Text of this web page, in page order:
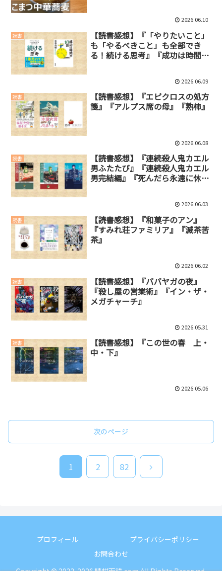
2026.06.10
読書
【読書感想】『「やりたいこと」
も「やるべきこと」も全部でき
る！続ける思考』『成功は時間が
2026.06.09
読書
【読書感想】『エピクロスの処方
箋』『アルプス席の母』『熟柿』
2026.06.08
読書
【読書感想】『連続殺人鬼カエル
男ふたたび』『連続殺人鬼カエル
男完結編』『死んだら永遠に休め
2026.06.03
読書
【読書感想】『和菓子のアン』
『すみれ荘ファミリア』『滅茶苦
茶』
2026.06.02
読書
【読書感想】『ババヤガの夜』
『殺し屋の営業術』『イン・ザ・
メガチャーチ』
2026.05.31
読書
【読書感想】『この世の春 上・
中・下』
2026.05.06
次のページ
1 2 82
次
プロフィール
プライバシーポリシー
お問合わせ